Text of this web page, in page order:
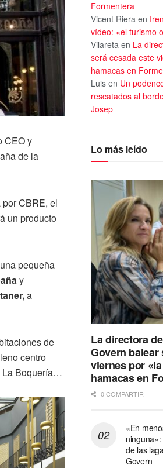
CEO y
de la
CBRE, el
un producto
pequeña
y
a
de
centro
La Boquería…
Formentera
Vicent Riera en
vídeo: «el turismo
Vilareta en La
será cesada este
hamacas en
Luis en Un
rescatados al
Josep
Lo más leído
La directora
Govern balear
viernes por
hamacas en
0 COMPARTIR
«En
de las
Govern